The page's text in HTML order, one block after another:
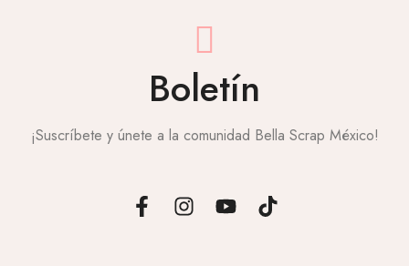
Boletín
¡Suscríbete y únete a la comunidad Bella Scrap México!